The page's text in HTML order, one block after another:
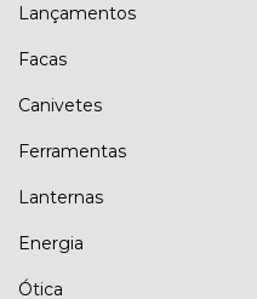
Lançamentos
Facas
Canivetes
Ferramentas
Lanternas
Energia
Ótica